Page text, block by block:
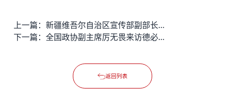
上一篇：
新疆维吾尔自治区宣传部副部长施生田来访德必
下一篇：
全国政协副主席厉无畏来访德必易园
返回列表